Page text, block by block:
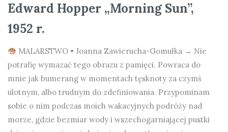
Edward Hopper „Morning Sun”,
1952 r.
MALARSTWO • Joanna Zawierucha-Gomułka → Nie
potrafię wymazać tego obrazu z pamięci. Powraca do
mnie jak bumerang w momentach tęsknoty za czymś
ulotnym, albo trudnym do zdefiniowania. Przypominam
sobie o nim podczas moich wakacyjnych podróży nad
morze, gdzie bezmiar wody i wszechogarniającej pustki